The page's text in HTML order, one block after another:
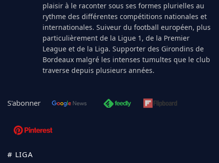
plaisir à le raconter sous ses formes plurielles au
rythme des différentes compétitions nationales et
internationales. Suiveur du football européen, plus
particulièrement de la Ligue 1, de la Premier
League et de la Liga. Supporter des Girondins de
Bordeaux malgré les intenses tumultes que le club
traverse depuis plusieurs années.
S'abonner
# LIGA